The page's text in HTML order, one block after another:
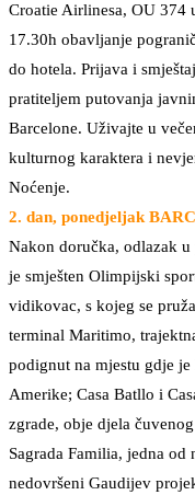
Croatie Airlinesa, OU 374
17.30h obavljanje
do hotela. Prijava i
pratiteljem putovanja
Barcelone. Uživajte u
kulturnog karaktera i
Noćenje.
2. dan, ponedjeljak
Nakon doručka, odlazak
je smješten Olimpijski
vidikovac, s kojeg se
terminal Maritimo,
podignut na mjestu gdje
Amerike; Casa Batllo i
zgrade, obje djela
Sagrada Familia, jedna
nedovršeni Gaudijev